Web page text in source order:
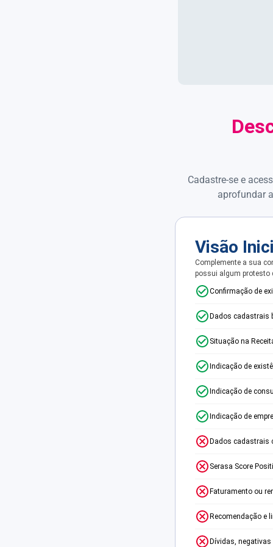
Cadastre-se e
aprofundar
Visão
Complemente a sua
possui algum protesto
Confirmação de
Dados cadastrais
Situação na
Indicação de
Indicação de
Indicação de
Dados cadastrais
Serasa Score
Faturamento ou
Recomendação e
Dívidas, negativas